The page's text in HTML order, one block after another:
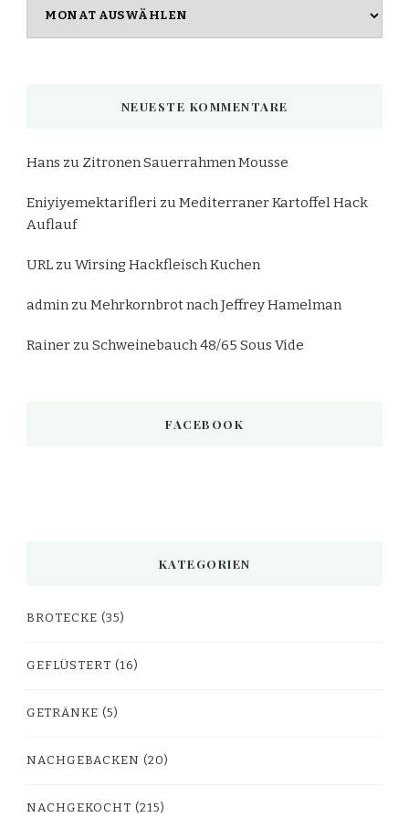
NEUESTE KOMMENTARE
Hans zu Zitronen Sauerrahmen Mousse
Eniyiyemektarifleri zu Mediterraner Kartoffel Hack
Auflauf
URL zu Wirsing Hackfleisch Kuchen
admin zu Mehrkornbrot nach Jeffrey Hamelman
Rainer zu Schweinebauch 48/65 Sous Vide
FACEBOOK
KATEGORIEN
BROTECKE (35)
GEFLÜSTERT (16)
GETRÄNKE (5)
NACHGEBACKEN (20)
NACHGEKOCHT (215)